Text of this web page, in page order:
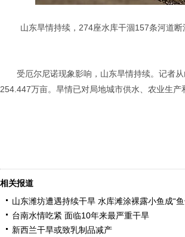
山东旱情持续，274座水库干涸157条河道
受厄尔尼诺现象影响，山东旱情持续。记者
254.447万亩。旱情已对局地城市供水、农业生
相关报道
山东潍坊遭遇持续干旱 水库滩涂裸露小鱼成“鱼
台南水情吃紧 面临10年来最严重干旱
新西兰干旱或致乳制品减产